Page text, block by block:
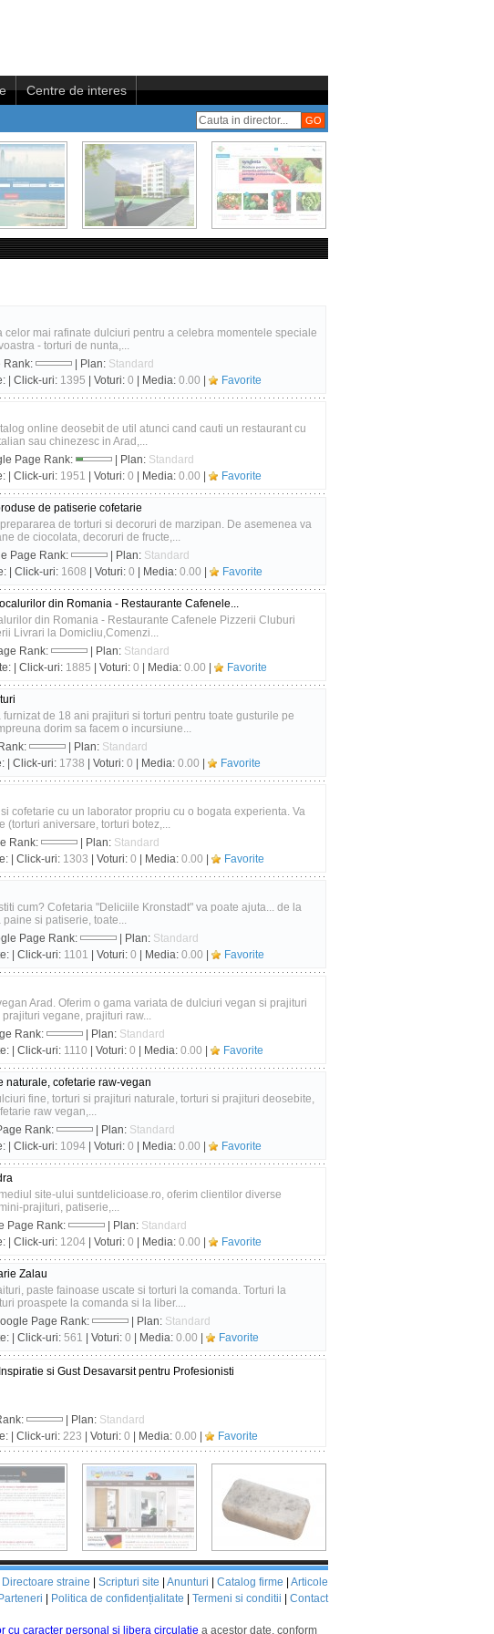
Centre de interes
celor mai rafinate dulciuri pentru a celebra momentele speciale
- torturi de nunta,...
Rank: | Plan: Standard
| Click-uri: 1395 | Voturi: 0 | Media: 0.00 Favorite
online deosebit de util atunci cand cauti un restaurant cu
sau chinezesc in Arad,...
Page Rank: | Plan: Standard
| Click-uri: 1951 | Voturi: 0 | Media: 0.00 Favorite
de patiserie cofetarie
de torturi si decoruri de marzipan. De asemenea va
de ciocolata, decoruri de fructe,...
Page Rank: | Plan: Standard
| Click-uri: 1608 | Voturi: 0 | Media: 0.00 Favorite
din Romania - Restaurante Cafenele...
din Romania - Restaurante Cafenele Pizzerii Cluburi
Livrari la Domicliu,Comenzi...
Rank: | Plan: Standard
| Click-uri: 1885 | Voturi: 0 | Media: 0.00 Favorite
de 18 ani prajituri si torturi pentru toate gusturile pe
dorim sa facem o incursiune...
| Plan: Standard
| Click-uri: 1738 | Voturi: 0 | Media: 0.00 Favorite
cofetarie cu un laborator propriu cu o bogata experienta. Va
(torturi aniversare, torturi botez,...
Rank: | Plan: Standard
| Click-uri: 1303 | Voturi: 0 | Media: 0.00 Favorite
cum? Cofetaria "Deliciile Kronstadt" va poate ajuta... de la
si patiserie, toate...
Page Rank: | Plan: Standard
| Click-uri: 1101 | Voturi: 0 | Media: 0.00 Favorite
Arad. Oferim o gama variata de dulciuri vegan si prajituri
vegane, prajituri raw...
Rank: | Plan: Standard
| Click-uri: 1110 | Voturi: 0 | Media: 0.00 Favorite
naturale, cofetarie raw-vegan
fine, torturi si prajituri naturale, torturi si prajituri deosebite,
raw vegan,...
Rank: | Plan: Standard
| Click-uri: 1094 | Voturi: 0 | Media: 0.00 Favorite
site-ului suntdelicioase.ro, oferim clientilor diverse
prajituri, patiserie,...
Page Rank: | Plan: Standard
| Click-uri: 1204 | Voturi: 0 | Media: 0.00 Favorite
Zalau
paste fainoase uscate si torturi la comanda. Torturi la
proaspete la comanda si la liber....
Page Rank: | Plan: Standard
| Click-uri: 561 | Voturi: 0 | Media: 0.00 Favorite
si Gust Desavarsit pentru Profesionisti
| Plan: Standard
| Click-uri: 223 | Voturi: 0 | Media: 0.00 Favorite
Directoare straine Scripturi site Anunturi Catalog firme
Articole
Parteneri Politica de confidențialitate Termeni si conditii Contact
cu caracter personal si libera circulatie a acestor date, conform